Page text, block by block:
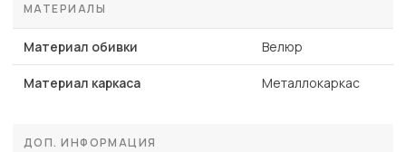
МАТЕРИАЛЫ
Материал обивки Велюр
Материал каркаса Металлокаркас
ДОП. ИНФОРМАЦИЯ